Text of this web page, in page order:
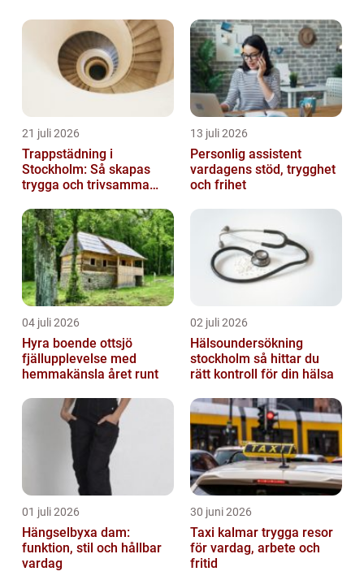
och popularitet, inkludera kvantitati...
21 juli 2026
Trappstädning i
Stockholm: Så skapas
trygga och trivsamma
13 juli 2026
Personlig assistent
vardagens stöd, trygghet
och frihet
04 juli 2026
Hyra boende ottsjö
fjällupplevelse med
hemmakänsla året runt
02 juli 2026
Hälsoundersökning
stockholm så hittar du
rätt kontroll för din hälsa
01 juli 2026
Hängselbyxa dam:
funktion, stil och hållbar
vardag
30 juni 2026
Taxi kalmar trygga resor
för vardag, arbete och
fritid